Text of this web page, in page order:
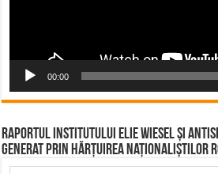
00:00
Raportul Institutului Elie Wiesel și
Generat prin Hărțuirea Naționaliștilor